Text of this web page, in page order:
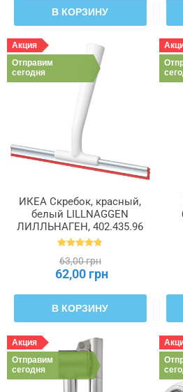
В КОРЗИНУ
Акция
Отправим
сегодня
ИКЕА Скребок, красный,
белый LILLNAGGEN
ЛИЛЛЬНАГЕН, 402.435.96
63,00 грн
62,00 грн
В КОРЗИНУ
Акция
Отправим
сегодня